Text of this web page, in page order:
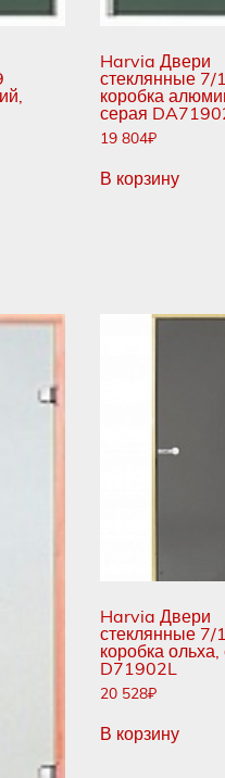
Harvia Двери
стеклянные 7/
коробка
серая
19 804₽
В корзину
Harvia Двери
стеклянные 7/
коробка ольха,
D71902L
20 528₽
В корзину